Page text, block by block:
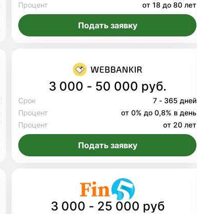
Процент
от 18 до 80 лет
Подать заявку
3 000 - 50 000 руб.
Срок
7 - 365 дней
Процент
от 0% до 0,8% в день
Процент
от 20 лет
Подать заявку
3 000 - 25 000 руб